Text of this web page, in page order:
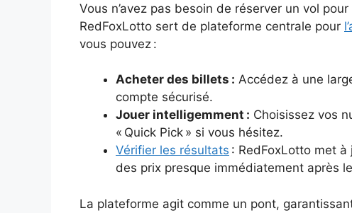
Vous n’avez pas besoin de réserver un vol
RedFoxLotto sert de plateforme centrale pour
vous pouvez :
Acheter des billets : Accédez à une
compte sécurisé.
Jouer intelligemment : Choisissez vos
« Quick Pick » si vous hésitez.
Vérifier les résultats : RedFoxLotto met
des prix presque immédiatement après
La plateforme agit comme un pont,